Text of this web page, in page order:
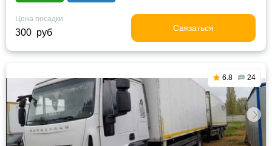
Цена посадки
300 руб Связаться
6.8 24